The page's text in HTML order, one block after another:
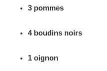
3 pommes
4 boudins noirs
1 oignon